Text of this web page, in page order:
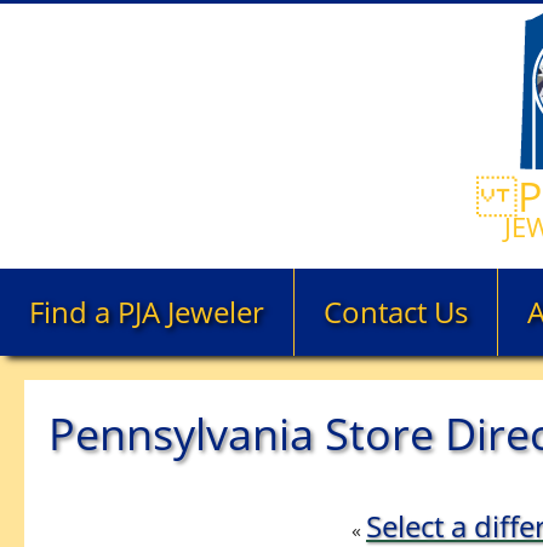
Find a PJA Jeweler Contact Us
Pennsylvania Store
« Select a